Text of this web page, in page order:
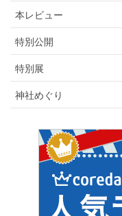
本レビュー
特別公開
特別展
神社めぐり